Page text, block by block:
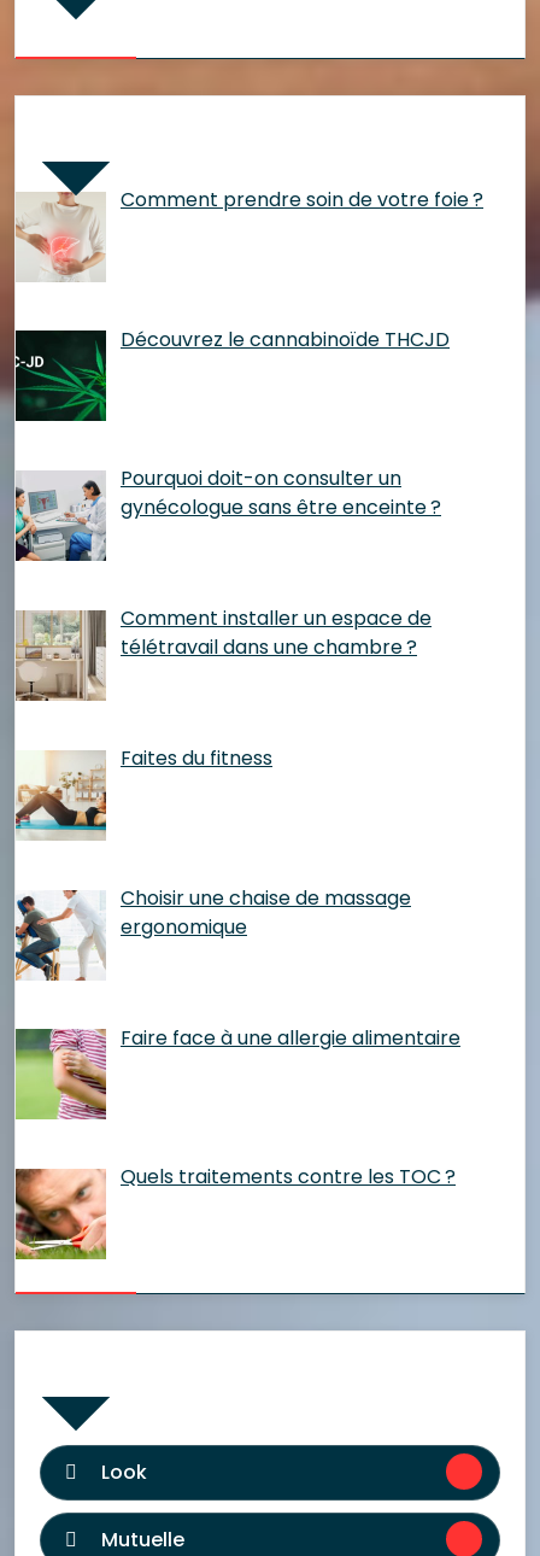
Comment prendre soin de votre foie ?
Découvrez le cannabinoïde THCJD
Pourquoi doit-on consulter un
gynécologue sans être enceinte ?
Comment installer un espace de
télétravail dans une chambre ?
Faites du fitness
Choisir une chaise de massage
ergonomique
Faire face à une allergie alimentaire
Quels traitements contre les TOC ?
Look
Mutuelle